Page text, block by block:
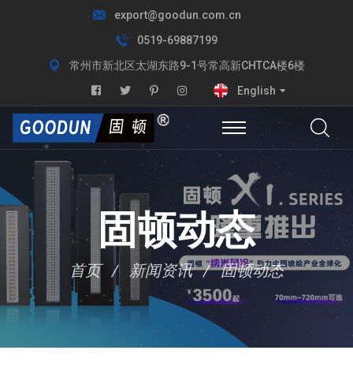
export@goodun.com.cn
0519-69887199
常州市新北区太湖东路9-1号常高新CHTCA楼6楼
English
固顿动态
首页 新闻资讯 固顿动态